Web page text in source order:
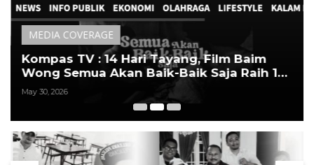
MEDIA COVERAGE
Kompas TV : 14 Hari Tayang, Film Baim
Wong Semua Akan Baik-Baik Saja Raih 1
Juta Penonton
May 30, 2026